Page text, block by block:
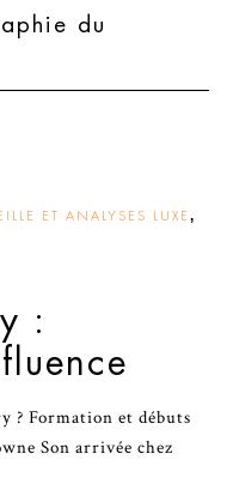
du
ET ANALYSES LUXE ,
:
? Formation et débuts
Son arrivée chez